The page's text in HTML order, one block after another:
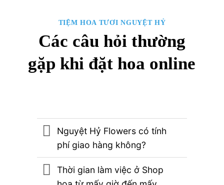
TIỆM HOA TƯƠI NGUYỆT HỶ
Các câu hỏi thường
gặp khi đặt hoa online
Nguyệt Hỷ Flowers có tính
phí giao hàng không?
Thời gian làm việc ở Shop